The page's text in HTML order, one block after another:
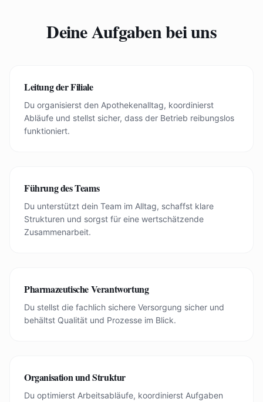
Deine Aufgaben bei uns
Leitung der Filiale
Du organisierst den Apothekenalltag, koordinierst
Abläufe und stellst sicher, dass der Betrieb reibungslos
funktioniert.
Führung des Teams
Du unterstützt dein Team im Alltag, schaffst klare
Strukturen und sorgst für eine wertschätzende
Zusammenarbeit.
Pharmazeutische Verantwortung
Du stellst die fachlich sichere Versorgung sicher und
behältst Qualität und Prozesse im Blick.
Organisation und Struktur
Du optimierst Arbeitsabläufe, koordinierst Aufgaben